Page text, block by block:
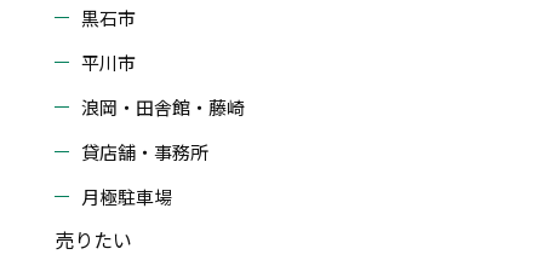
黒石市
平川市
浪岡・田舎館・藤崎
貸店舗・事務所
月極駐車場
売りたい